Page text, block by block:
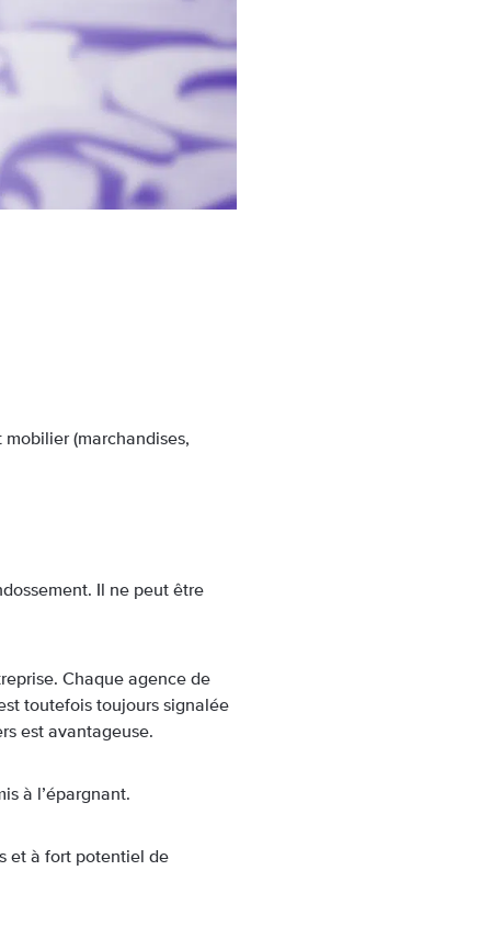
(marchandises,
Il ne peut être
Chaque agence de
toutefois toujours signalée
est avantageuse.
à l’épargnant.
et à fort potentiel de